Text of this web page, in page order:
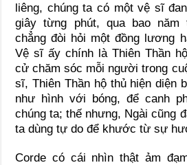
liêng, chúng ta có một vệ sĩ
giây từng phút, qua bao năm
chẳng đòi hỏi một đồng lương
Vệ sĩ ấy chính là Thiên Thần
cử chăm sóc mỗi người trong
sĩ, Thiên Thần hộ thủ hiện diện
như hình với bóng, để canh
chúng ta; thế nhưng, Ngài cũng
ta dùng tự do để khước từ sự
Corde có cái nhìn thật ảm